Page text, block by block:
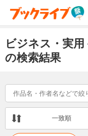
ビジネス・実
の検索結果
一致順